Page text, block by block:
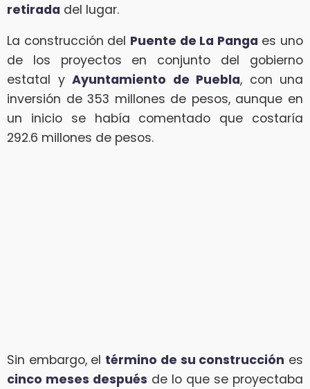
retirada del lugar.
La construcción del Puente de La Panga es uno
de los proyectos en conjunto del gobierno
estatal y Ayuntamiento de Puebla, con una
inversión de 353 millones de pesos, aunque en
un inicio se había comentado que costaría
292.6 millones de pesos.
Sin embargo, el término de su construcción es
cinco meses después de lo que se proyectaba